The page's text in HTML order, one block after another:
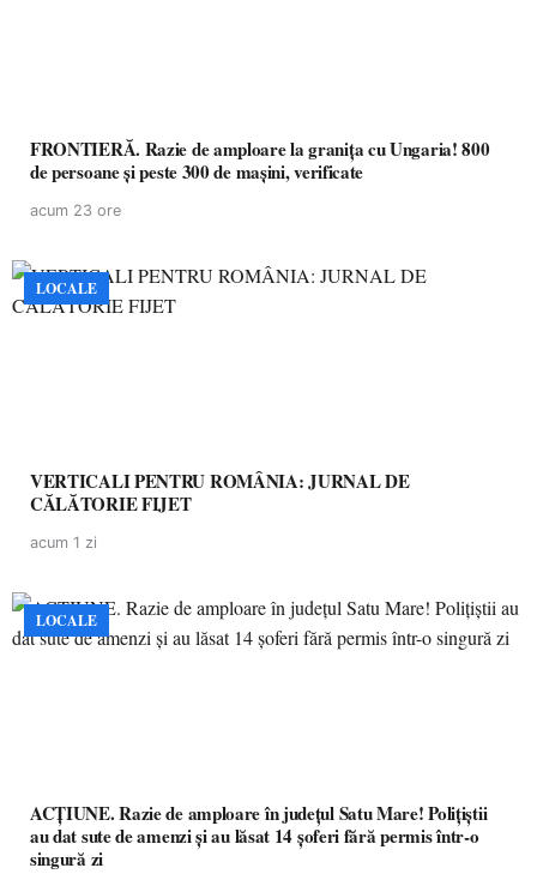
FRONTIERĂ. Razie de amploare la granița cu Ungaria! 800
de persoane și peste 300 de mașini, verificate
acum 23 ore
LOCALE
VERTICALI PENTRU ROMÂNIA: JURNAL DE
CĂLĂTORIE FIJET
acum 1 zi
LOCALE
ACȚIUNE. Razie de amploare în județul Satu Mare! Polițiștii
au dat sute de amenzi și au lăsat 14 șoferi fără permis într-o
singură zi